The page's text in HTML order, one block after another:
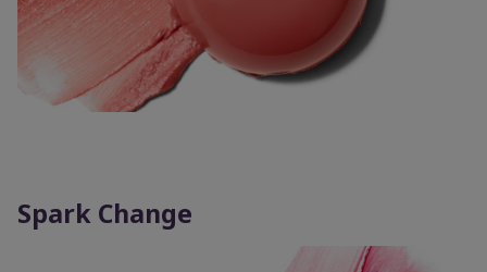
Spark Change